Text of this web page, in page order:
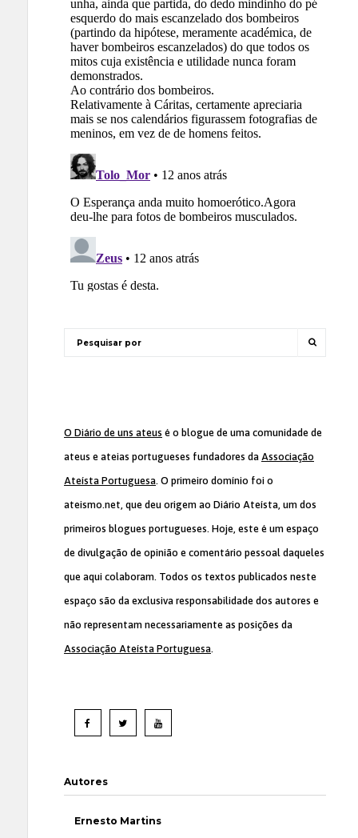
O Diário de uns ateus é o blogue de uma comunidade de
ateus e ateias portugueses fundadores da Associação
Ateísta Portuguesa. O primeiro domínio foi o
ateismo.net, que deu origem ao Diário Ateísta, um dos
primeiros blogues portugueses. Hoje, este é um espaço
de divulgação de opinião e comentário pessoal daqueles
que aqui colaboram. Todos os textos publicados neste
espaço são da exclusiva responsabilidade dos autores e
não representam necessariamente as posições da
Associação Ateísta Portuguesa.
Autores
Ernesto Martins